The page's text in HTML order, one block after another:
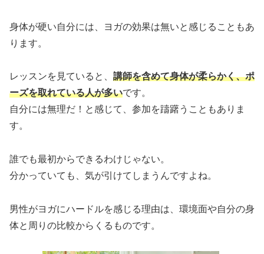
身体が硬い自分には、ヨガの効果は無いと感じることもあ
ります。
レッスンを見ていると、 講師を含めて身体が柔らかく、ポ
ーズを取れている人が多いです。
自分には無理だ！と感じて、参加を躊躇うこともありま
す。
誰でも最初からできるわけじゃない。
分かっていても、気が引けてしまうんですよね。
男性がヨガにハードルを感じる理由は、環境面や自分の身
体と周りの比較からくるものです。